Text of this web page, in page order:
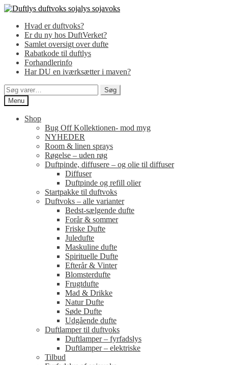
Spring
navigation
Spring
indholdHvad er duftvoks?
Er du ny hos DuftVerket?
Samlet oversigt over dufte
Rabatkode til duftlys
Forhandlerinfo
Har DU en iværksætter i maven?
Søg
efter:
Søg
Menu
Shop
Bug Off Kollektionen- mod myg
NYHEDER
Room & linen sprays
Røgelse – uden røg
Duftpinde, diffusere – og olie til diffuser
Diffuser
Duftpinde og refill olier
Startpakke til duftvoks
Duftvoks – alle varianter
Bedst-sælgende dufte
Forår & sommer
Friske Dufte
Juledufte
Maskuline dufte
Spirituelle Dufte
Efterår & Vinter
Blomsterdufte
Frugtdufte
Mad & Drikke
Natur Dufte
Søde Dufte
Udgående dufte
Duftlamper til duftvoks
Duftlamper – fyrfadslys
Duftlamper – elektriske
Tilbud